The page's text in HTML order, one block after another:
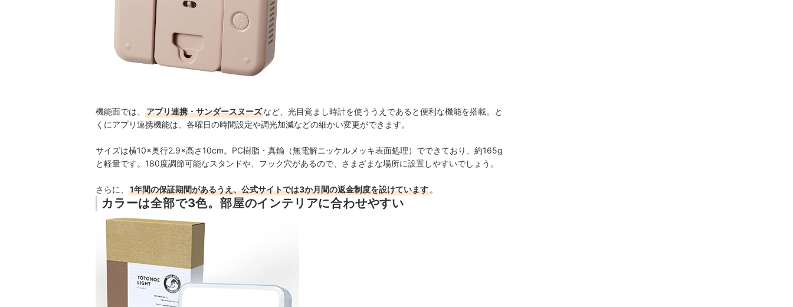
機能面では、 アプリ連携・サンダースヌーズなど、光目覚まし時計を使ううえであると便利な機能を搭載。と
くにアプリ連携機能は、各曜日の時間設定や調光加減などの細かい変更ができます。
サイズは横10×奥行2.9×高さ10cm。PC樹脂・真鍮（無電解ニッケルメッキ表面処理）でできており、約165g
と軽量です。 180度調節可能なスタンドや、フック穴があるので、さまざまな場所に設置しやすいでしょう。
さらに、 1年間の保証期間があるうえ、公式サイトでは3か月間の返金制度を設けています 。
カラーは全部で3色。部屋のインテリアに合わせやすい